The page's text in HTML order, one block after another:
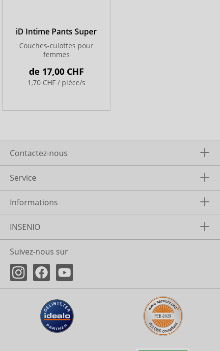
iD Intime Pants Super
Couches-culottes pour
femmes
de 17,00 CHF
1,70 CHF / pièce/s
Contactez-nous
Service
Informations
INSENIO
Suivez-nous sur